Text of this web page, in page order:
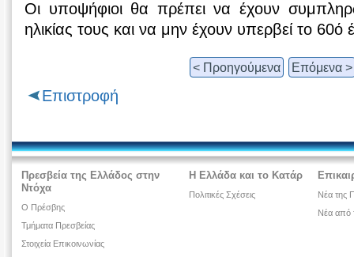
Οι υποψήφιοι θα πρέπει να έχουν
ηλικίας τους και να μην έχουν υπερβεί το 60ό
< Προηγούμενα Επόμενα >
Επιστροφή
Πρεσβεία της Ελλάδος στην
Ντόχα
Ο Πρέσβης
Τμήματα Πρεσβείας
Στοιχεία Επικοινωνίας
Η Ελλάδα και το Κατάρ
Πολιτικές Σχέσεις
Νέα της
Νέα από